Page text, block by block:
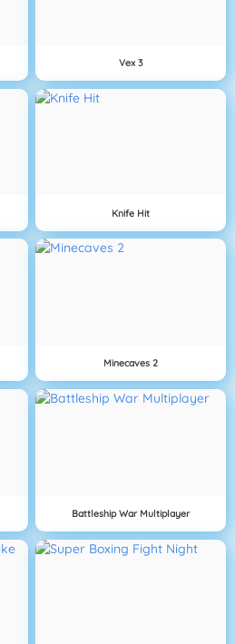
Vex 3
Knife Hit
Minecaves 2
Battleship War Multiplayer